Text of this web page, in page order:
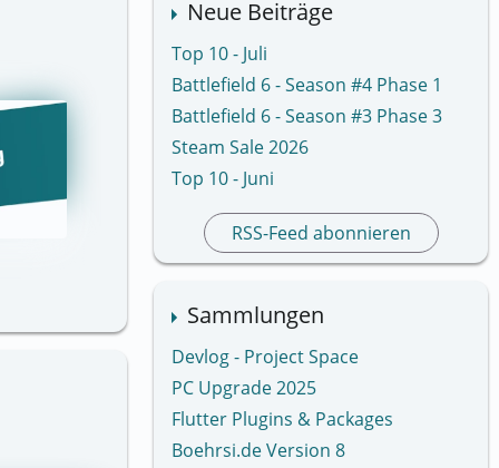
Neue Beiträge
Top 10 - Juli
Battlefield 6 - Season #4 Phase 1
Battlefield 6 - Season #3 Phase 3
Steam Sale 2026
Top 10 - Juni
RSS-Feed abonnieren
Sammlungen
Devlog - Project Space
PC Upgrade 2025
Flutter Plugins & Packages
Boehrsi.de Version 8